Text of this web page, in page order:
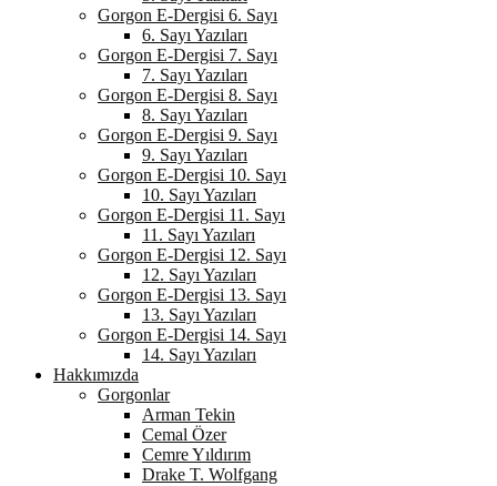
Gorgon E-Dergisi 6. Sayı
6. Sayı Yazıları
Gorgon E-Dergisi 7. Sayı
7. Sayı Yazıları
Gorgon E-Dergisi 8. Sayı
8. Sayı Yazıları
Gorgon E-Dergisi 9. Sayı
9. Sayı Yazıları
Gorgon E-Dergisi 10. Sayı
10. Sayı Yazıları
Gorgon E-Dergisi 11. Sayı
11. Sayı Yazıları
Gorgon E-Dergisi 12. Sayı
12. Sayı Yazıları
Gorgon E-Dergisi 13. Sayı
13. Sayı Yazıları
Gorgon E-Dergisi 14. Sayı
14. Sayı Yazıları
Hakkımızda
Gorgonlar
Arman Tekin
Cemal Özer
Cemre Yıldırım
Drake T. Wolfgang